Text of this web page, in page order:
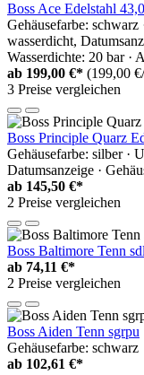
Boss Ace Edelstahl
Gehäusefarbe:
wasserdicht,
Wasserdichte: 20 bar ·
ab 199,00 €* (199,00
3 Preise vergleichen
Boss Principle Quarz
Gehäusefarbe: silber ·
Datumsanzeige ·
ab 145,50 €*
2 Preise vergleichen
Boss Baltimore Tenn
ab 74,11 €*
2 Preise vergleichen
Boss Aiden Tenn sgrpu
Gehäusefarbe: schwarz
ab 102,61 €*